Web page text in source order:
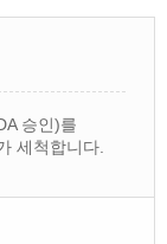
승인)를
세척합니다.